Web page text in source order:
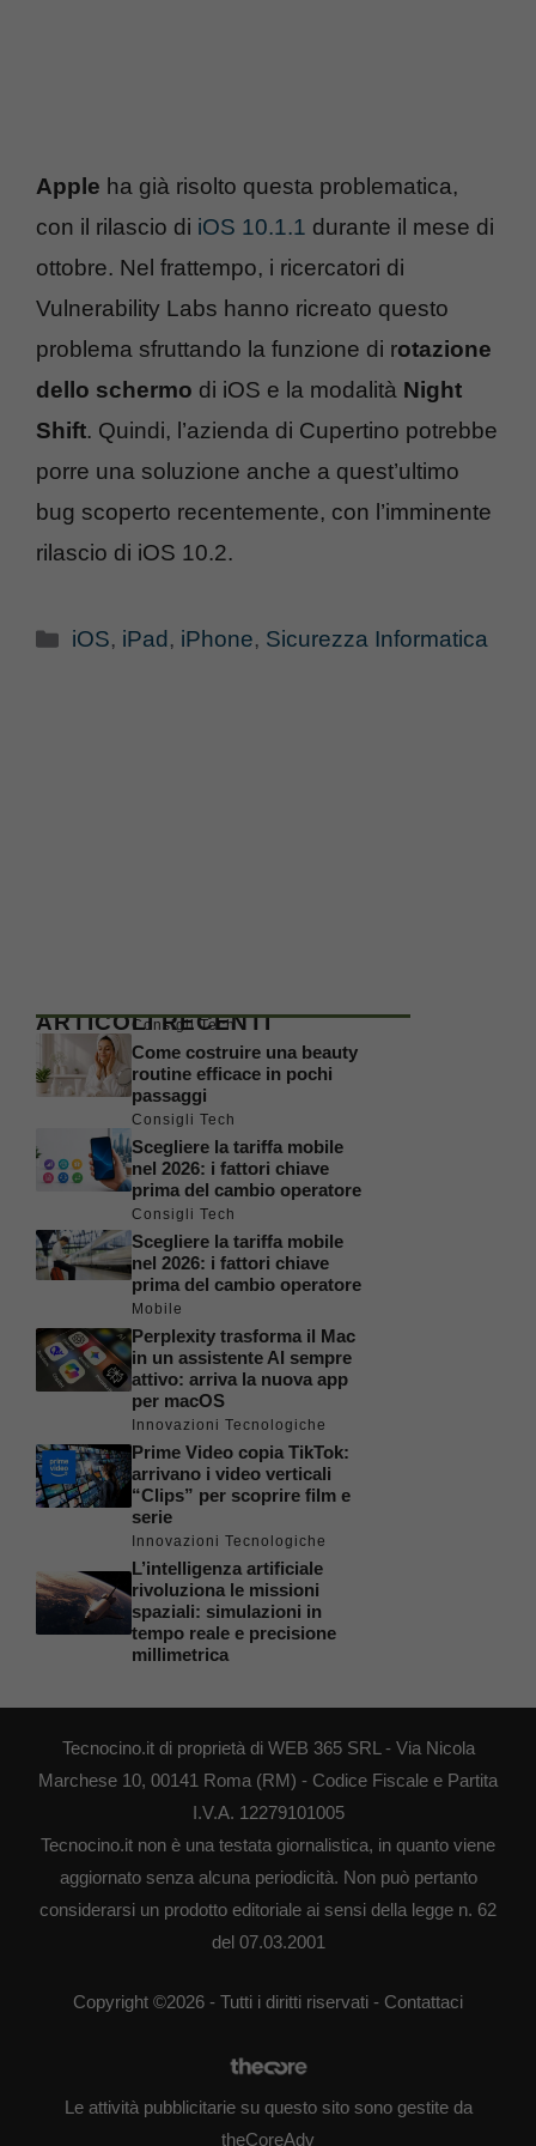
Apple ha già risolto questa problematica,
con il rilascio di iOS 10.1.1 durante il mese di
ottobre. Nel frattempo, i ricercatori di
Vulnerability Labs hanno ricreato questo
problema sfruttando la funzione di rotazione
dello schermo di iOS e la modalità Night
Shift. Quindi, l’azienda di Cupertino potrebbe
porre una soluzione anche a quest’ultimo
bug scoperto recentemente, con l’imminente
rilascio di iOS 10.2.
Categorie
iOS, iPad , iPhone, Sicurezza Informatica
ARTICOLI RECENTI
Consigli Tech
Come costruire una beauty
routine efficace in pochi
passaggi
Consigli Tech
Scegliere la tariffa mobile
nel 2026: i fattori chiave
prima del cambio operatore
Consigli Tech
Scegliere la tariffa mobile
nel 2026: i fattori chiave
prima del cambio operatore
Mobile
Perplexity trasforma il Mac
in un assistente AI sempre
attivo: arriva la nuova app
per macOS
Innovazioni Tecnologiche
Prime Video copia TikTok:
arrivano i video verticali
“Clips” per scoprire film e
serie
Innovazioni Tecnologiche
L’intelligenza artificiale
rivoluziona le missioni
spaziali: simulazioni in
tempo reale e precisione
millimetrica
Tecnocino.it di proprietà di WEB 365 SRL - Via Nicola
Marchese 10, 00141 Roma (RM) - Codice Fiscale e Partita
I.V.A. 12279101005
Tecnocino.it non è una testata giornalistica, in quanto viene
aggiornato senza alcuna periodicità. Non può pertanto
considerarsi un prodotto editoriale ai sensi della legge n. 62
del 07.03.2001
Copyright ©2026 - Tutti i diritti riservati - Contattaci
Le attività pubblicitarie su questo sito sono gestite da
theCoreAdv